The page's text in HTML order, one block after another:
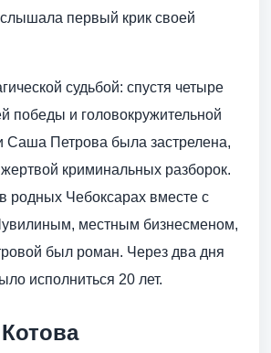
первый крик своей
судьбой: спустя четыре
победы и головокружительной
Саша Петрова была застрелена,
криминальных разборок.
родных Чебоксарах вместе с
местным бизнесменом,
был роман. Через два дня
исполниться 20 лет.